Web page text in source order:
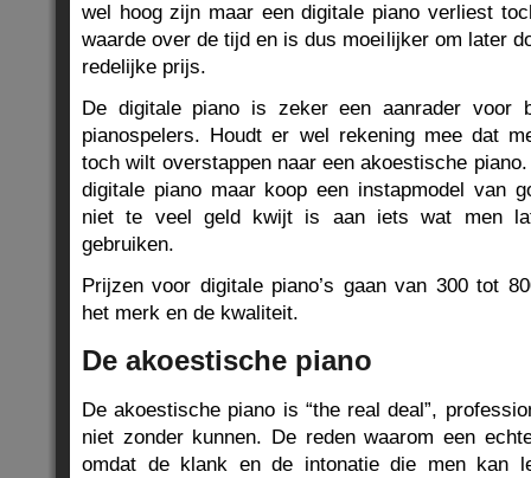
wel hoog zijn maar een digitale piano verliest
waarde over de tijd en is dus moeilijker om later
redelijke prijs.
De digitale piano is zeker een aanrader voor
pianospelers. Houdt er wel rekening mee dat
toch wilt overstappen naar een akoestische
digitale piano maar koop een instapmodel van
niet te veel geld kwijt is aan iets wat men
gebruiken.
Prijzen voor digitale piano’s gaan van 300 tot
het merk en de kwaliteit.
De akoestische piano
De akoestische piano is “the real deal”,
niet zonder kunnen. De reden waarom een
omdat de klank en de intonatie die men kan